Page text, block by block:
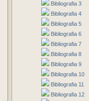
Bibliografia 3
Bibliografia 4
Bibliografia 5
Bibliografia 6
Bibliografia 7
Bibliografia 8
Bibliografia 9
Bibliografia 10
Bibliografia 11
Bibliografia 12